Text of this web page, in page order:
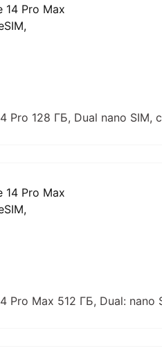
Pro 128 ГБ, Dual nano SIM,
Pro Max 512 ГБ, Dual: nano